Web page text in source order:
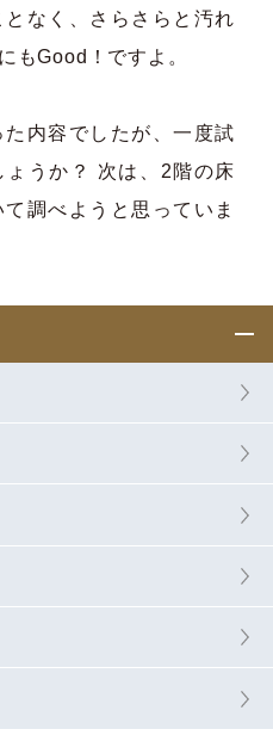
なく、さらさらと汚れ
もGood！ですよ。
内容でしたが、一度試
ょうか？ 次は、2階の床
調べようと思っていま